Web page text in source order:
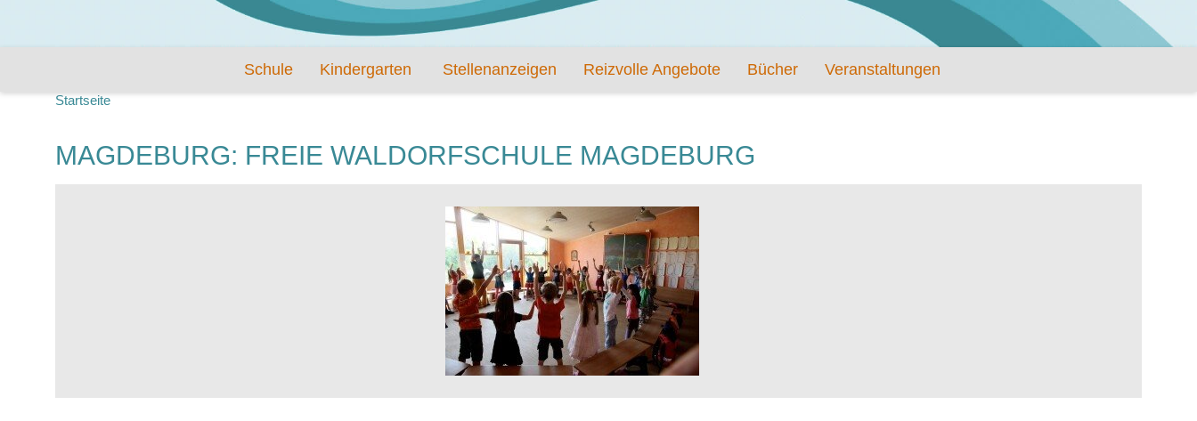
Schule Kindergarten Stellenanzeigen Reizvolle Angebote Bücher Veranstaltungen
Startseite
MAGDEBURG: FREIE WALDORFSCHULE MAGDEBURG